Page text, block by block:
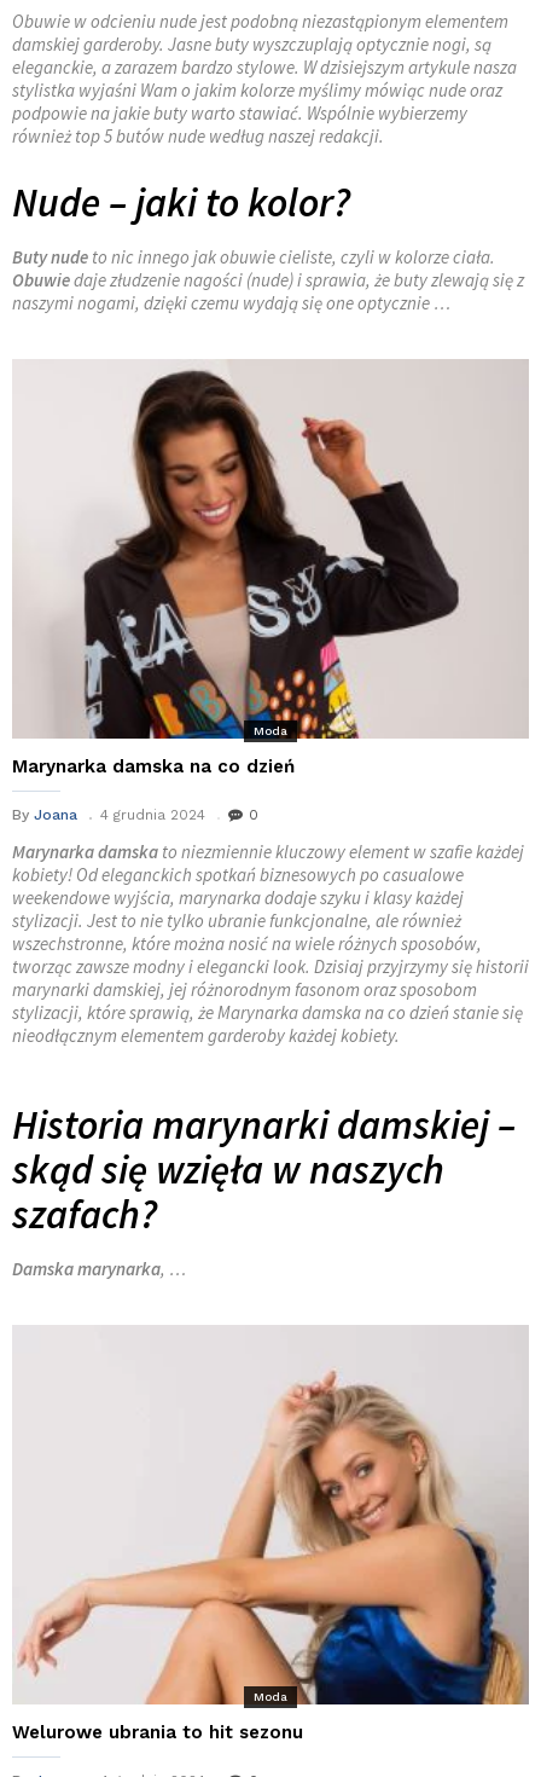
Obuwie w odcieniu nude jest podobną niezastąpionym elementem
damskiej garderoby. Jasne buty wyszczuplają optycznie nogi, są
eleganckie, a zarazem bardzo stylowe. W dzisiejszym artykule nasza
stylistka wyjaśni Wam o jakim kolorze myślimy mówiąc nude oraz
podpowie na jakie buty warto stawiać. Wspólnie wybierzemy
również top 5 butów nude według naszej redakcji.
Nude – jaki to kolor?
Buty nude to nic innego jak obuwie cieliste, czyli w kolorze ciała.
Obuwiedaje złudzenie nagości (nude) i sprawia, że buty zlewają się z
naszymi nogami, dzięki czemu wydają się one optycznie …
Moda
Marynarka damska na co dzień
By Joana 4 grudnia 2024 0
Marynarka damska to niezmiennie kluczowy element w szafie każdej
kobiety! Od eleganckich spotkań biznesowych po casualowe
weekendowe wyjścia, marynarka dodaje szyku i klasy każdej
stylizacji. Jest to nie tylko ubranie funkcjonalne, ale również
wszechstronne, które można nosić na wiele różnych sposobów,
tworząc zawsze modny i elegancki look. Dzisiaj przyjrzymy się historii
marynarki damskiej, jej różnorodnym fasonom oraz sposobom
stylizacji, które sprawią, że Marynarka damska na co dzień stanie się
nieodłącznym elementem garderoby każdej kobiety.
Historia marynarki damskiej –
skąd się wzięła w naszych
szafach?
Damska marynarka, …
Moda
Welurowe ubrania to hit sezonu